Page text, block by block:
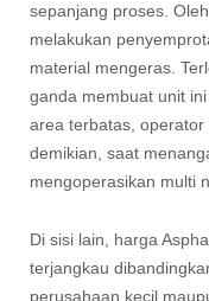
sepanjang proses.
melakukan
material mengeras.
ganda membuat unit
area terbatas,
demikian, saat
mengoperasikan multi
Di sisi lain, harga
terjangkau
perusahaan kecil